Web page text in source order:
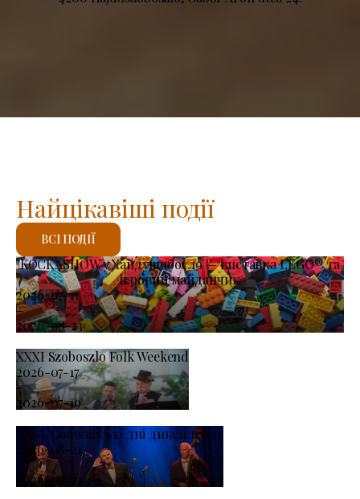
KOCKASHOW у Хайдушобосло — виставка LEGO® та
ігровий майданчик
2026-07-11
-
2026-08-23
XXXI Szoboszlo Folk Weekend
2026-07-17
-
2026-07-19
XXXI. Соболівські дні диксиленду
2026-08-21
-
2026-08-23
Найцікавіші події
ВСІ ПОДІЇ